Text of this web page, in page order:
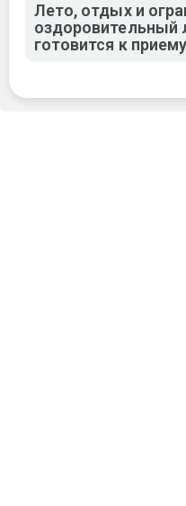
Лето, отдых и
оздоровительный
готовится к